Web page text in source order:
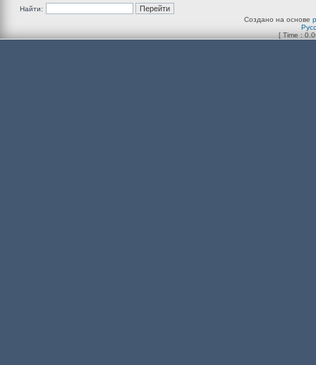
Найти:
Создано на основе
[ Time :